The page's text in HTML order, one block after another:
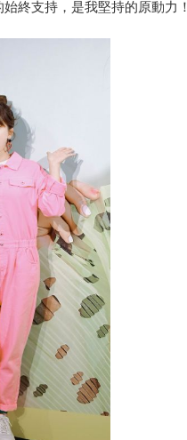
終支持，是我堅持的原動力！